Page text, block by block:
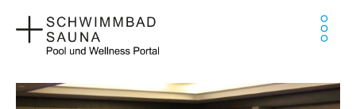
Inhalt
springen